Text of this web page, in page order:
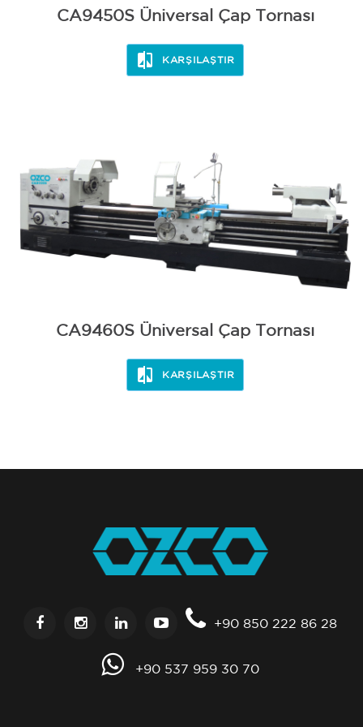
CA9450S Üniversal Çap Tornası
KARŞILAŞTIR
CA9460S Üniversal Çap Tornası
KARŞILAŞTIR
+90 850 222 86 28
+90 537 959 30 70